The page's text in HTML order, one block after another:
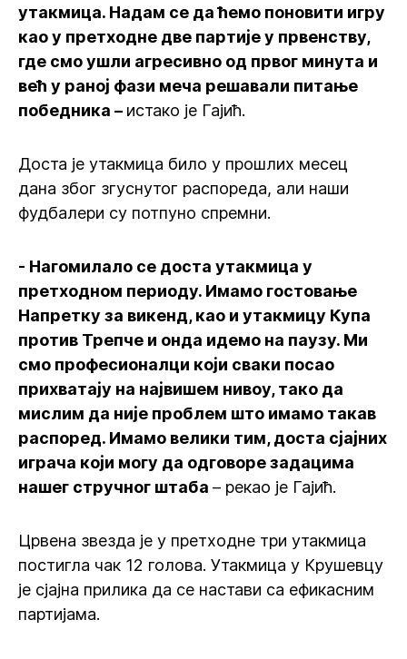
утакмица. Надам се да ћемо поновити игру
као у претходне две партије у првенству,
где смо ушли агресивно од првог минута и
већ у раној фази меча решавали питање
победника – истако је Гајић.
Доста је утакмица било у прошлих месец
дана због згуснутог распореда, али наши
фудбалери су потпуно спремни.
- Нагомилало се доста утакмица у
претходном периоду. Имамо гостовање
Напретку за викенд, као и утакмицу Купа
против Трепче и онда идемо на паузу. Ми
смо професионалци који сваки посао
прихватају на највишем нивоу, тако да
мислим да није проблем што имамо такав
распоред. Имамо велики тим, доста сјајних
играча који могу да одговоре задацима
нашег стручног штаба – рекао је Гајић.
Црвена звезда је у претходне три утакмица
постигла чак 12 голова. Утакмица у Крушевцу
је сјајна прилика да се настави са ефикасним
партијама.